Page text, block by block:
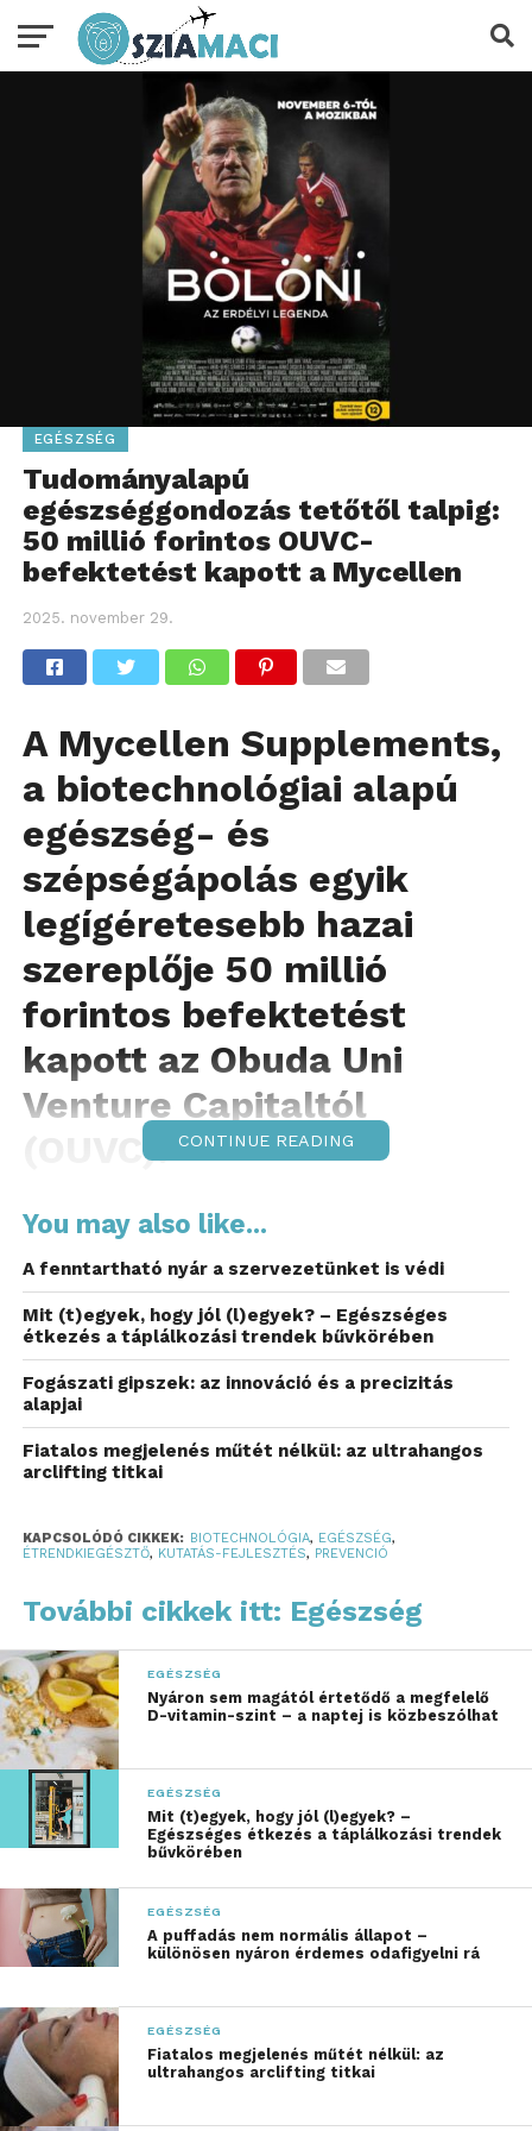
EGÉSZSÉG
Tudományalapú
egészséggondozás tetőtől talpig:
50 millió forintos OUVC-
befektetést kapott a Mycellen
2025. november 29.
A Mycellen Supplements,
a biotechnológiai alapú
egészség- és
szépségápolás egyik
legígéretesebb hazai
szereplője 50 millió
forintos befektetést
kapott az Obuda Uni
Venture Capitaltól
(OUVC).
piaci jelenlétét, bővítse termékportfólióját, és még
hangsúlyosabb kommunikációval tegye ismertté a
tudományosan megalapozott, megelőzésre épülő
szépség- és egészségápolást.
A Mycellen prémium,
innovatív hatóanyagokat
tartalmazó étrend-kiegészítőket és
kozmetikumokat fejleszt, amelyek
középpontjában a nikotinamid-adenin-dinukleotid
(NAD+) áll. Ez az alapvető sejtszintű koenzim
sejtek regenerációjában, valamint a DNS-javításban
szintje az életkor előrehaladtával természetesen
fáradékonysághoz és a bőr öregedéséhez vezethet.
A Mycellen kutatásai és
fejlesztései a NAD+ pótlására
összpontosítanak, étrend-
kiegészítők és kozmetikai
formulák formájában.
A termékek célja a sejtek vitalitásának növelése, a
természetes regeneráció támogatása és a fiatalos
megjelenés megőrzése. A vállalat a tudományos
innovációt és a modern életmód igényeit ötvözve
hoz létre olyan megoldásokat, amelyek egyszerre
támogatják az egészséget és az esztétikumot is.
CONTINUE READING
You may also like...
A fenntartható nyár a szervezetünket is védi
Mit (t)egyek, hogy jól (l)egyek? – Egészséges
étkezés a táplálkozási trendek bűvkörében
Fogászati gipszek: az innováció és a precizitás
alapjai
Fiatalos megjelenés műtét nélkül: az ultrahangos
arclifting titkai
KAPCSOLÓDÓ CIKKEK: BIOTECHNOLÓGIA, EGÉSZSÉG,
ÉTRENDKIEGÉSZTŐ, KUTATÁS-FEJLESZTÉS, PREVENCIÓ
További cikkek itt: Egészség
EGÉSZSÉG
Nyáron sem magától értetődő a megfelelő
D-vitamin-szint – a naptej is közbeszólhat
EGÉSZSÉG
Mit (t)egyek, hogy jól (l)egyek? –
Egészséges étkezés a táplálkozási trendek
bűvkörében
EGÉSZSÉG
A puffadás nem normális állapot –
különösen nyáron érdemes odafigyelni rá
EGÉSZSÉG
Fiatalos megjelenés műtét nélkül: az
ultrahangos arclifting titkai